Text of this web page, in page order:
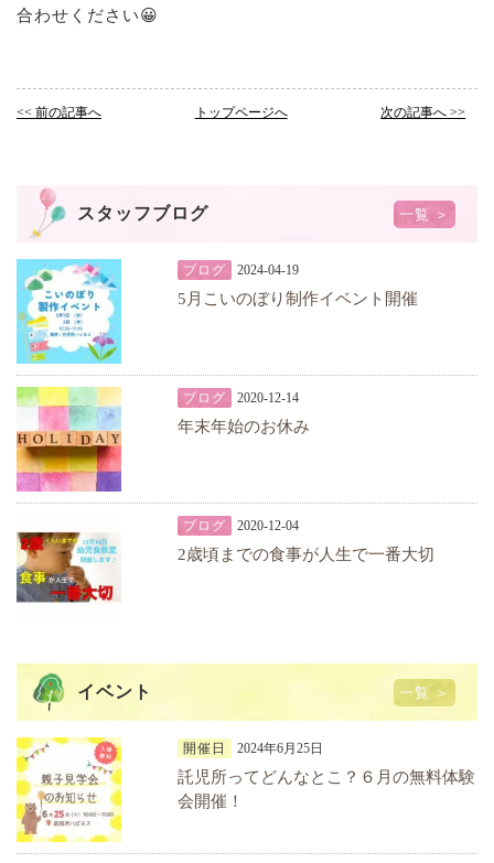
合わせください😀
<< 前の記事へ トップページへ 次の記事へ >>
スタッフブログ 一覧 ＞
ブログ 2024-04-19
5月こいのぼり制作イベント開催
ブログ 2020-12-14
年末年始のお休み
ブログ 2020-12-04
2歳頃までの食事が人生で一番大切
イベント 一覧 ＞
開催日 2024年6月25日
託児所ってどんなとこ？６月の無料体験
会開催！